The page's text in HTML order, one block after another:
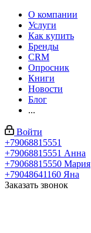
О компании
Услуги
Как купить
Бренды
CRM
Опросник
Книги
Новости
Блог
...
Войти
+79068815551
+79068815551 Анна
+79068815550 Мария
+79048641160 Яна
Заказать звонок